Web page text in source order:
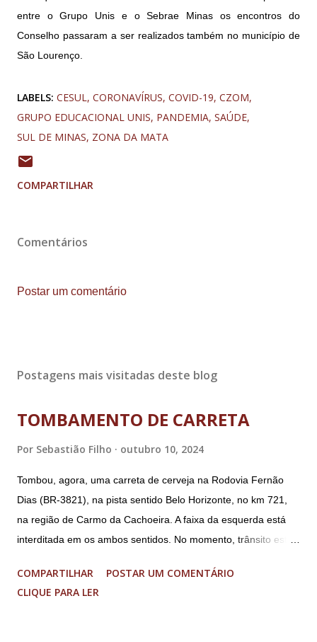
entre o Grupo Unis e o Sebrae Minas os encontros do
Conselho passaram a ser realizados também no município de
São Lourenço.
LABELS: CESUL CORONAVÍRUS COVID-19 CZOM
GRUPO EDUCACIONAL UNIS PANDEMIA SAÚDE
SUL DE MINAS ZONA DA MATA
COMPARTILHAR
Comentários
Postar um comentário
Postagens mais visitadas deste blog
TOMBAMENTO DE CARRETA
Por Sebastião Filho outubro 10, 2024
Tombou, agora, uma carreta de cerveja na Rodovia Fernão
Dias (BR-3821), na pista sentido Belo Horizonte, no km 721,
na região de Carmo da Cachoeira. A faixa da esquerda está
interditada em os ambos sentidos. No momento, trânsito está
Imagens @transitofernaodias *Por Sebastião Filho
COMPARTILHAR
POSTAR UM COMENTÁRIO
CLIQUE PARA LER